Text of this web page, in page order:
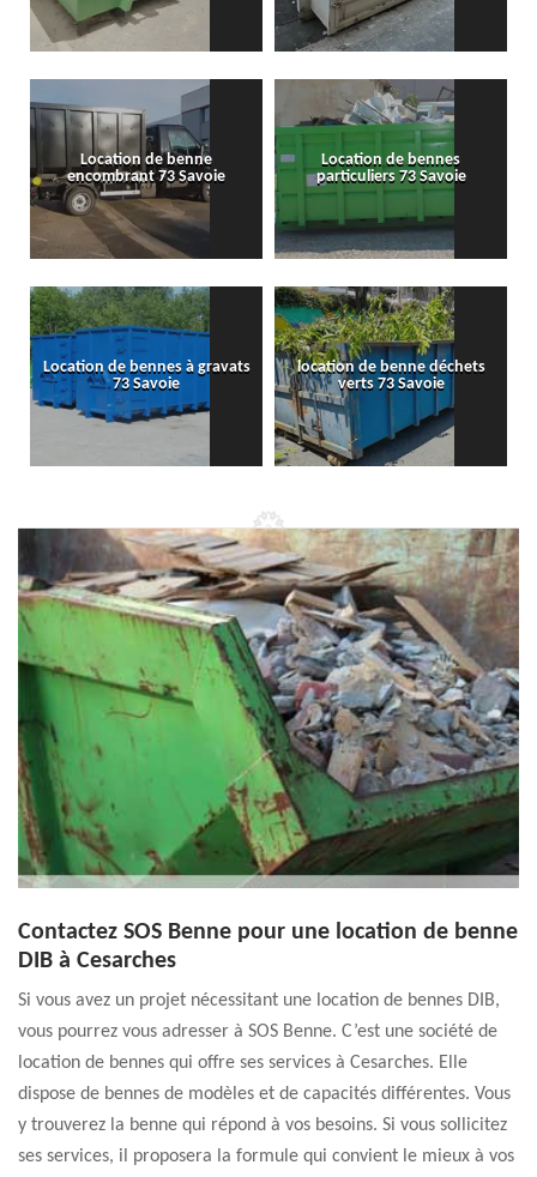
Location de benne
encombrant 73 Savoie
Location de bennes
particuliers 73 Savoie
Location de bennes à gravats
73 Savoie
location de benne déchets
verts 73 Savoie
Contactez SOS Benne pour une location de benne
DIB à Cesarches
Si vous avez un projet nécessitant une location de bennes DIB,
vous pourrez vous adresser à SOS Benne. C’est une société de
location de bennes qui offre ses services à Cesarches. Elle
dispose de bennes de modèles et de capacités différentes. Vous
y trouverez la benne qui répond à vos besoins. Si vous sollicitez
ses services, il proposera la formule qui convient le mieux à vos